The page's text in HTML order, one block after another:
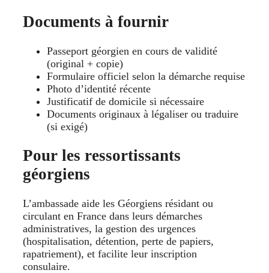
Documents à fournir
Passeport géorgien en cours de validité
(original + copie)
Formulaire officiel selon la démarche requise
Photo d’identité récente
Justificatif de domicile si nécessaire
Documents originaux à légaliser ou traduire
(si exigé)
Pour les ressortissants
géorgiens
L’ambassade aide les Géorgiens résidant ou
circulant en France dans leurs démarches
administratives, la gestion des urgences
(hospitalisation, détention, perte de papiers,
rapatriement), et facilite leur inscription
consulaire.